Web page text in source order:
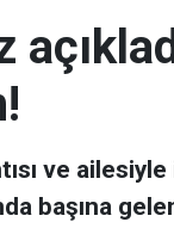
ve ailesiyle
başına